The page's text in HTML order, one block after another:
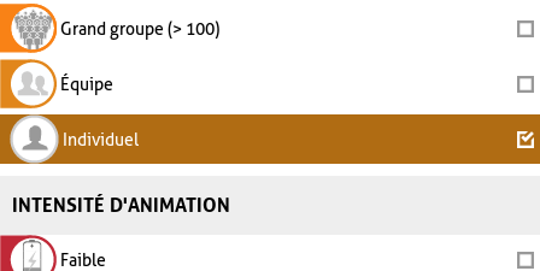
Grand groupe (> 100)
Équipe
Individuel
INTENSITÉ D'ANIMATION
Faible